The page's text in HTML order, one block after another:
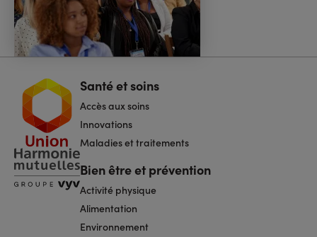
Navigation
de
page
Santé et soins
Accès aux soins
Innovations
Maladies et traitements
Bien être et prévention
Activité physique
Alimentation
Environnement